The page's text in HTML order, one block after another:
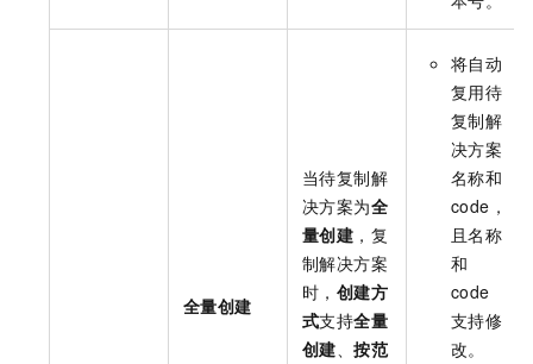
全量创建
当待复制解
决方案为全
量创建 ，复
制解决方案
时， 创建方
式支持全量
创建、按范
将自动
复用待
复制解
决方案
名称和
code，
且名称
和
code
支持修
改。